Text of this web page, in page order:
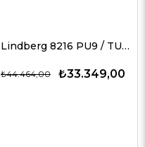
Lindberg 8216 PU9 / TURUNCU 46 - 145 G Unisex Güneş Gözlükleri
₺33.349,00
₺44.464,00